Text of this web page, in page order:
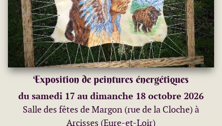
Exposition de peintures énergétiques
du samedi 17 au dimanche 18 octobre 2026
Salle des fêtes de Margon (rue de la Cloche) à
Arcisses (Eure-et-Loir)